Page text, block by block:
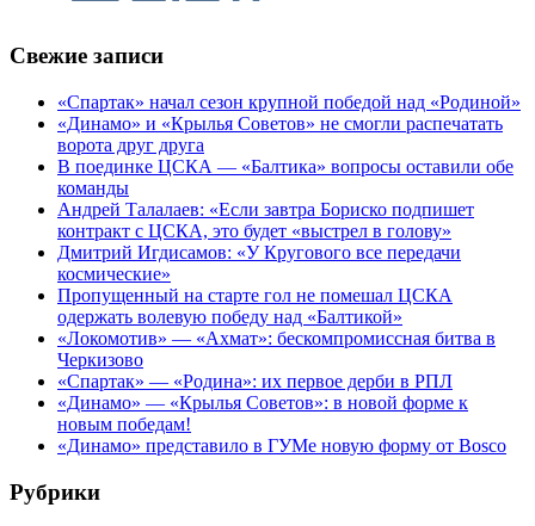
Свежие записи
«Спартак» начал сезон крупной победой над «Родиной»
«Динамо» и «Крылья Советов» не смогли распечатать
ворота друг друга
В поединке ЦСКА — «Балтика» вопросы оставили обе
команды
Андрей Талалаев: «Если завтра Бориско подпишет
контракт с ЦСКА, это будет «выстрел в голову»
Дмитрий Игдисамов: «У Кругового все передачи
космические»
Пропущенный на старте гол не помешал ЦСКА
одержать волевую победу над «Балтикой»
«Локомотив» — «Ахмат»: бескомпромиссная битва в
Черкизово
«Спартак» — «Родина»: их первое дерби в РПЛ
«Динамо» — «Крылья Советов»: в новой форме к
новым победам!
«Динамо» представило в ГУМе новую форму от Bosco
Рубрики